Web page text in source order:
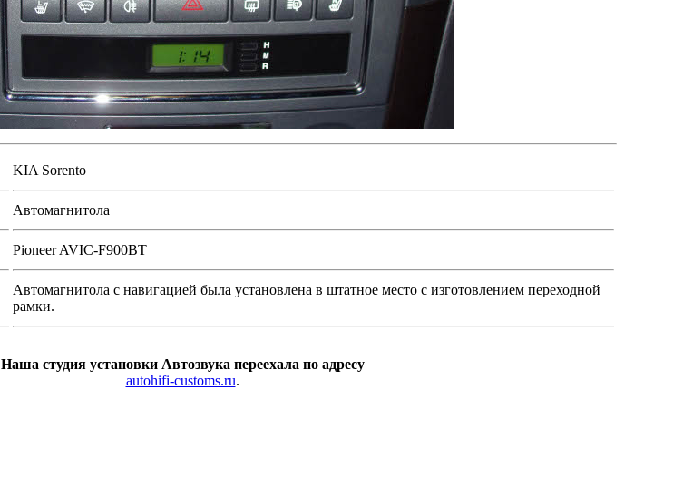
KIA Sorento
Автомагнитола
Pioneer AVIC-F900BT
Автомагнитола с навигацией была установлена в штатное место с изготовлением переходной
рамки.
Наша студия установки Автозвука переехала по адресу
autohifi-customs.ru.